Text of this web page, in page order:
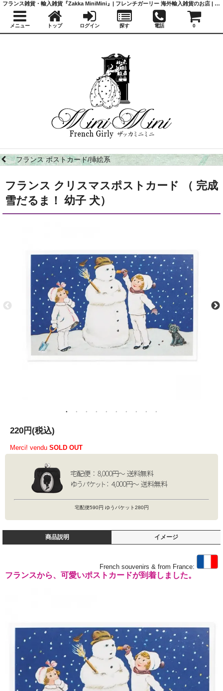
フランス ポストカード/挿絵系
フランス クリスマスポストカード （ 完成
雪だるま！ 幼子 犬）
220円(税込)
Merci! vendu SOLD OUT
宅配便590円 ゆうパケット280円
商品説明 イメージ
French souvenirs & from France:
フランスから、可愛いポストカードが到着しました。
フランス雑貨・輸入雑貨『Zakka MiniMini』| フレンチガーリー 海外輸入雑貨のお店 | かわいい雑貨 | 蚤の市 | アンティーク
メニュー トップ ログイン 探す 電話 0